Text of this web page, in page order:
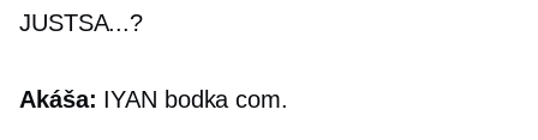
JUSTSA...?
Akáša: IYAN bodka com.